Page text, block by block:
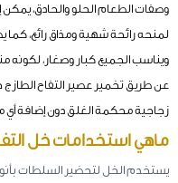
وصفات الطعام الحلو والحادق،
لمنحه رائحة شهية ومذاق رائع، كما
عن طريق تخمير عصير التفاح الطازج
زجاجية محكمة الغلق دون إضافة أي
ماهي استخدامات خل
يستخدم الخل لتحضير السلطات